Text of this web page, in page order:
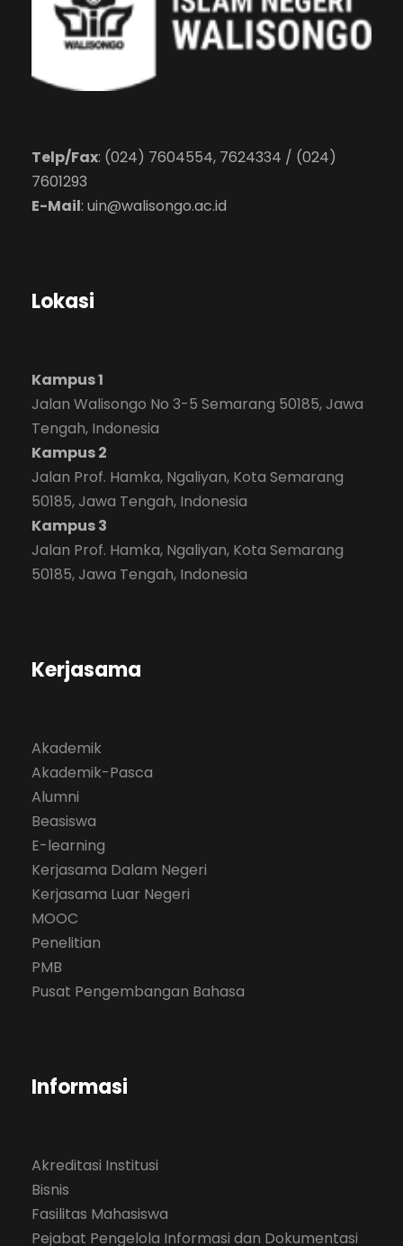
Telp/Fax: (024) 7604554, 7624334 / (024)
7601293
E-Mail: uin@walisongo.ac.id
Lokasi
Kampus 1
Jalan Walisongo No 3-5 Semarang 50185, Jawa
Tengah, Indonesia
Kampus 2
Jalan Prof. Hamka, Ngaliyan, Kota Semarang
50185, Jawa Tengah, Indonesia
Kampus 3
Jalan Prof. Hamka, Ngaliyan, Kota Semarang
50185, Jawa Tengah, Indonesia
Kerjasama
Akademik
Akademik-Pasca
Alumni
Beasiswa
E-learning
Kerjasama Dalam Negeri
Kerjasama Luar Negeri
MOOC
Penelitian
PMB
Pusat Pengembangan Bahasa
Informasi
Akreditasi Institusi
Bisnis
Fasilitas Mahasiswa
Pejabat Pengelola Informasi dan Dokumentasi